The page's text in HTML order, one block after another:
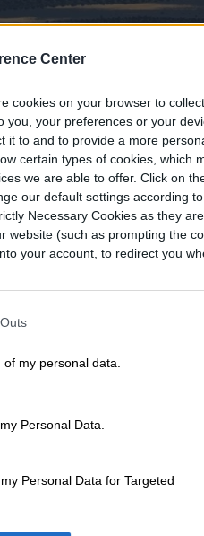
Center
cookies on your browser to
you, your preferences or your
it to and to provide a more
certain types of cookies, which
we are able to offer. Click on
our default settings according
Necessary Cookies as they
website (such as prompting the
your account, to redirect you
my personal data.
Personal Data.
Personal Data for Targeted
neblina que parece
es más que humo